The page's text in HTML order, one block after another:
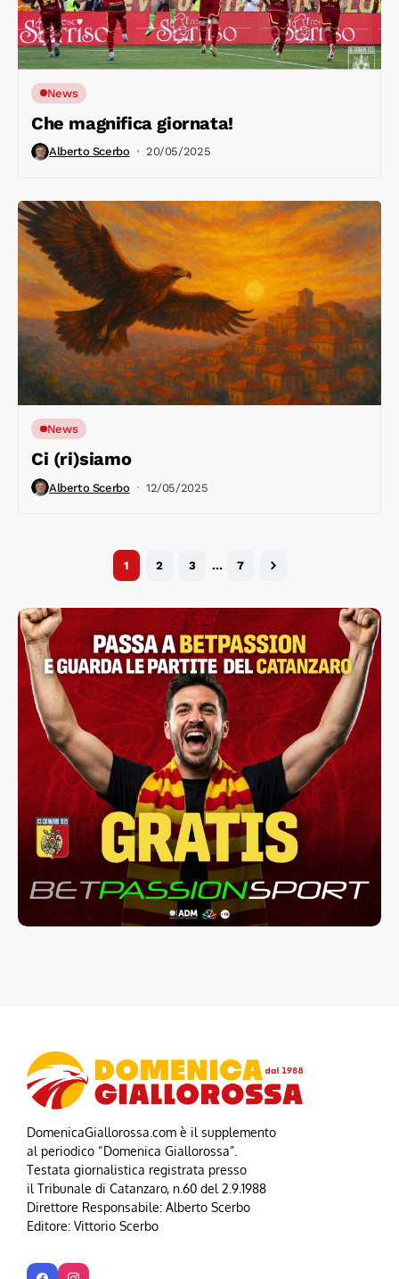
News
Che magnifica giornata!
Alberto Scerbo 20/05/2025
News
Ci (ri)siamo
Alberto Scerbo 12/05/2025
1 2 3 … 7
DomenicaGiallorossa.com è il supplemento
al periodico “Domenica Giallorossa”.
Testata giornalistica registrata presso
il Tribunale di Catanzaro, n.60 del 2.9.1988
Direttore Responsabile: Alberto Scerbo
Editore: Vittorio Scerbo